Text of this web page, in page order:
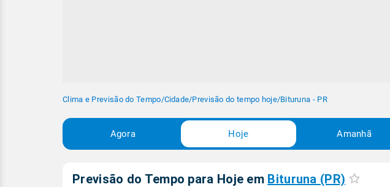
Clima e Previsão do Tempo/Cidade/Previsão do tempo hoje/Bituruna - PR
Agora Hoje Amanhã
Previsão do Tempo para Hoje em Bituruna (PR)